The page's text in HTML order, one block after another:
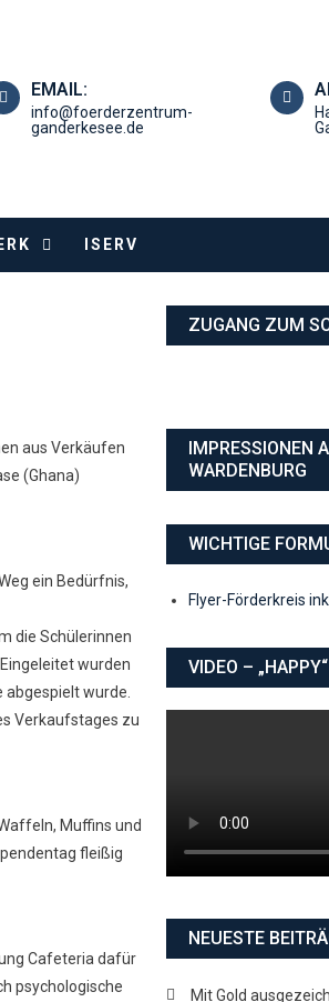
EMAIL:
info@foerderzentrum-
ganderkesee.de
ISERV
aus Verkäufen
(Ghana)
ein Bedürfnis,
die Schülerinnen
wurden
abgespielt wurde.
Verkaufstages zu
Muffins und
fleißig
Cafeteria dafür
psychologische
ZUGANG ZUM
IMPRESSIONEN
WARDENBURG
WICHTIGE
Flyer-Förderkreis
VIDEO – „HAPPY“
NEUESTE
Mit Gold